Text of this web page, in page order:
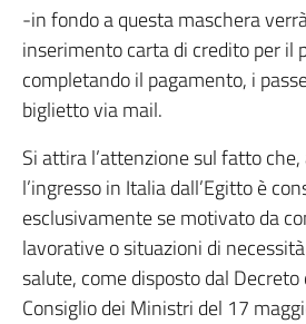
-in fondo a questa maschera
inserimento carta di credito per il
completando il pagamento, i
biglietto via mail.
Si attira l’attenzione sul fatto
l’ingresso in Italia dall’Egitto è
esclusivamente se motivato da
lavorative o situazioni di
salute, come disposto dal
Consiglio dei Ministri del 17